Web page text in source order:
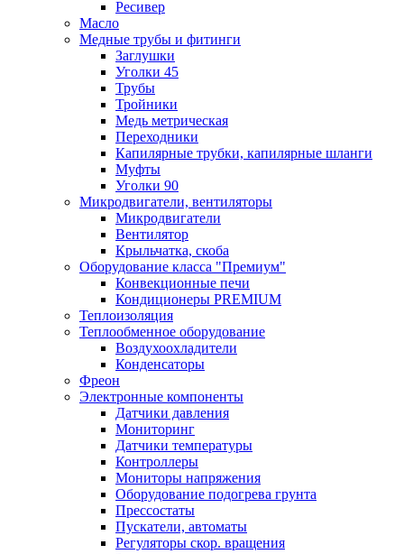
Ресивер
Масло
Медные трубы и фитинги
Заглушки
Уголки 45
Трубы
Тройники
Медь метрическая
Переходники
Капилярные трубки, капилярные шланги
Муфты
Уголки 90
Микродвигатели, вентиляторы
Микродвигатели
Вентилятор
Крыльчатка, скоба
Оборудование класса "Премиум"
Конвекционные печи
Кондиционеры PREMIUM
Теплоизоляция
Теплообменное оборудование
Воздухоохладители
Конденсаторы
Фреон
Электронные компоненты
Датчики давления
Мониторинг
Датчики температуры
Контроллеры
Мониторы напряжения
Оборудование подогрева грунта
Прессостаты
Пускатели, автоматы
Регуляторы скор. вращения